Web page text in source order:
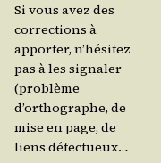
Si vous avez des
corrections à
apporter, n’hésitez
pas à les signaler
(problème
d’orthographe, de
mise en page, de
liens défectueux…